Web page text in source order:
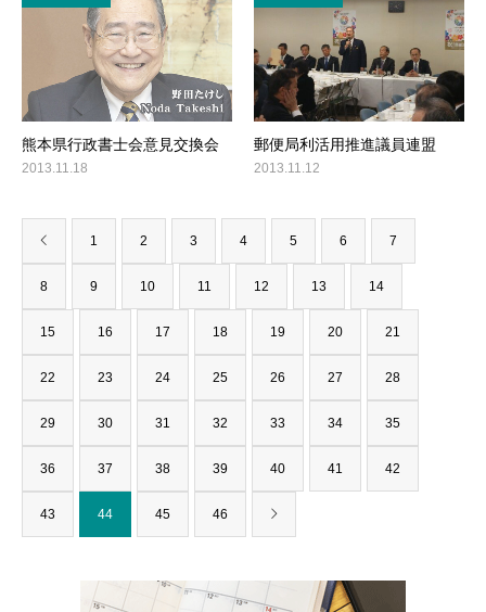
熊本県行政書士会意見交換会
2013.11.18
郵便局利活用推進議員連盟
2013.11.12
1 2 3 4 5 6 7
8 9 10 11 12 13 14
15 16 17 18 19 20 21
22 23 24 25 26 27 28
29 30 31 32 33 34 35
36 37 38 39 40 41 42
43 44 45 46